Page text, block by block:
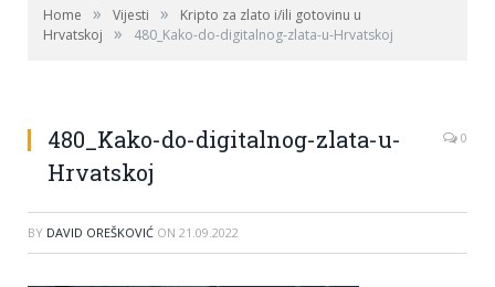
Home » Vijesti »
Kripto za zlato i/ili gotovinu u
Hrvatskoj
» 480_Kako-do-digitalnog-zlata-u-Hrvatskoj
480_Kako-do-digitalnog-zlata-u-
Hrvatskoj
0
BY DAVID OREŠKOVIĆ ON 21.09.2022